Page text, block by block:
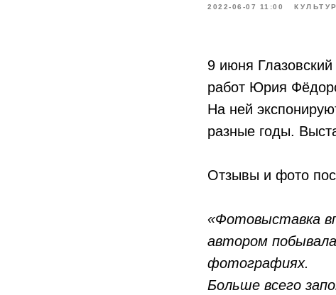
2022-06-07 11:00
9 июня
работ Юрия
На ней
разные годы.
Отзывы и фото
«Фотовыставка
автором
фотографиях.
Больше всего